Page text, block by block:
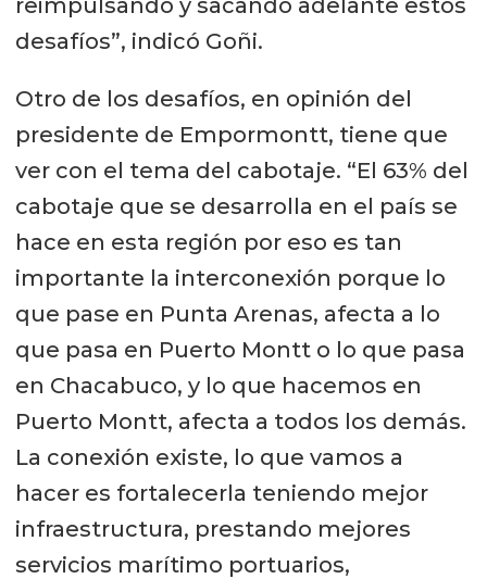
desafíos”, indicó Goñi.
Otro de los desafíos, en opinión del
presidente de Empormontt, tiene que
ver con el tema del cabotaje. “El 63% del
cabotaje que se desarrolla en el país se
hace en esta región por eso es tan
importante la interconexión porque lo
que pase en Punta Arenas, afecta a lo
que pasa en Puerto Montt o lo que pasa
en Chacabuco, y lo que hacemos en
Puerto Montt, afecta a todos los demás.
La conexión existe, lo que vamos a
hacer es fortalecerla teniendo mejor
infraestructura, prestando mejores
servicios marítimo portuarios,